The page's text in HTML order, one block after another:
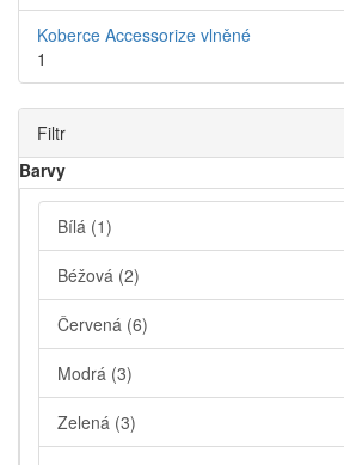
Koberce Accessorize vlněné
1
Filtr
Barvy
Bílá (1)
Béžová (2)
Červená (6)
Modrá (3)
Zelená (3)